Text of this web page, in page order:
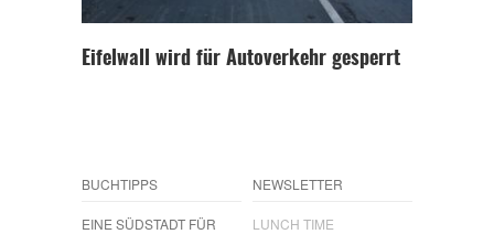
Eifelwall wird für Autoverkehr gesperrt
BUCHTIPPS
EINE SÜDSTADT FÜR
NEWSLETTER
LUNCH TIME